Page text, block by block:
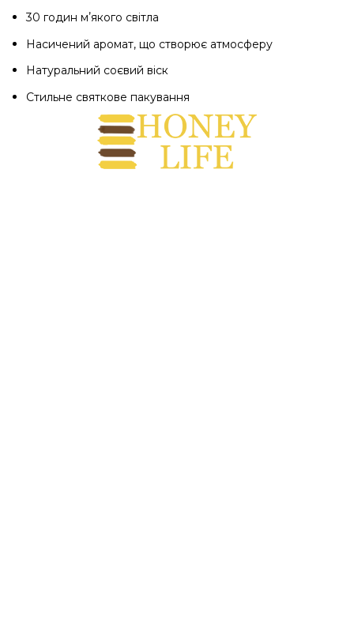
30 годин мʼякого світла
Насичений аромат, що створює атмосферу
Натуральний соєвий віск
Стильне святкове пакування